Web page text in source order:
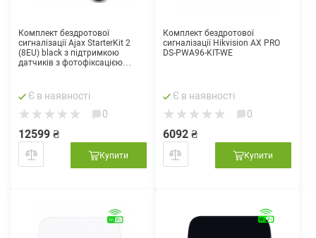
Комплект бездротової
сигналізації Ajax StarterKit 2
(8EU) black з підтримкою
датчиків з фотофіксацією
Є в наявності
0
12599 ₴
Купити
Комплект бездротової
сигналізації Hikvision AX PRO
DS-PWA96-KIT-WE
Є в наявності
0
6092 ₴
Купити